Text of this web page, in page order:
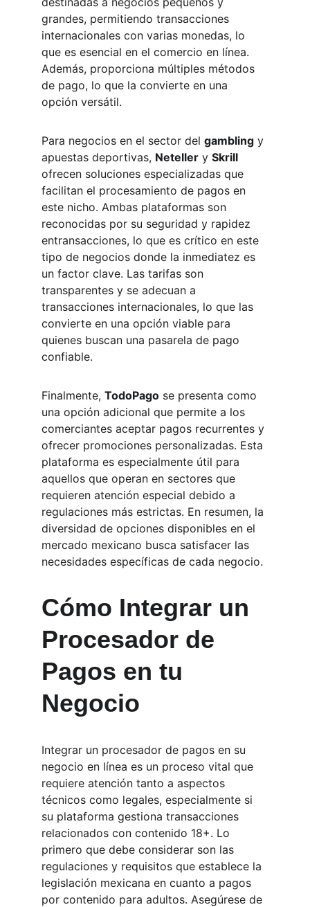
grandes, permitiendo transacciones
internacionales con varias monedas, lo
que es esencial en el comercio en línea.
Además, proporciona múltiples métodos
de pago, lo que la convierte en una
opción versátil.
Para negocios en el sector del gambling y
apuestas deportivas, Neteller y Skrill
ofrecen soluciones especializadas que
facilitan el procesamiento de pagos en
este nicho. Ambas plataformas son
reconocidas por su seguridad y rapidez
entransacciones, lo que es crítico en este
tipo de negocios donde la inmediatez es
un factor clave. Las tarifas son
transparentes y se adecuan a
transacciones internacionales, lo que las
convierte en una opción viable para
quienes buscan una pasarela de pago
confiable.
Finalmente, TodoPago se presenta como
una opción adicional que permite a los
comerciantes aceptar pagos recurrentes y
ofrecer promociones personalizadas. Esta
plataforma es especialmente útil para
aquellos que operan en sectores que
requieren atención especial debido a
regulaciones más estrictas. En resumen, la
diversidad de opciones disponibles en el
mercado mexicano busca satisfacer las
necesidades específicas de cada negocio.
Cómo Integrar un
Procesador de
Pagos en tu
Negocio
Integrar un procesador de pagos en su
negocio en línea es un proceso vital que
requiere atención tanto a aspectos
técnicos como legales, especialmente si
su plataforma gestiona transacciones
relacionados con contenido 18+. Lo
primero que debe considerar son las
regulaciones y requisitos que establece la
legislación mexicana en cuanto a pagos
por contenido para adultos. Asegúrese de